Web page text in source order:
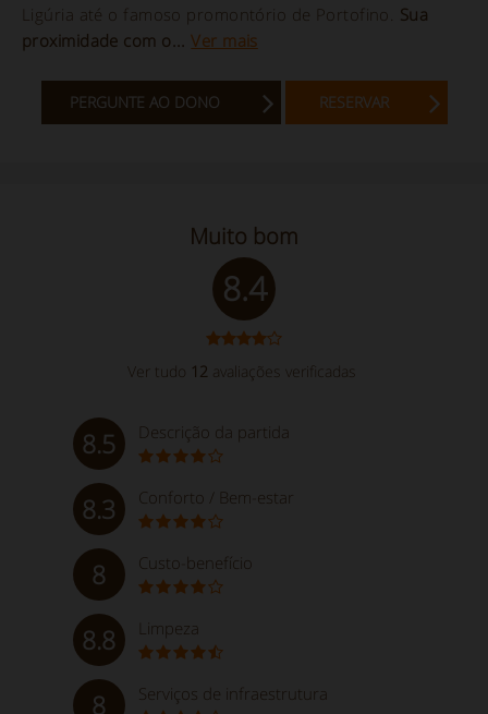
Ligúria até o famoso promontório de Portofino. Sua
proximidade com o...Ver mais
PERGUNTE AO DONO RESERVAR
8.4
Muito bom
Ver tudo 12 avaliações verificadas
8.5 Descrição da partida
8.3 Conforto / Bem-estar
8 Custo-benefício
8.8 Limpeza
8 Serviços de infraestrutura